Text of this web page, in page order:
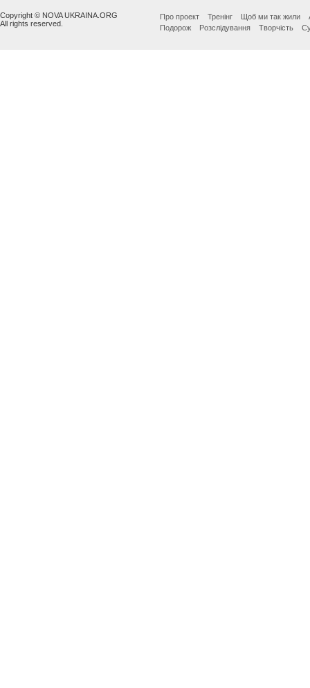
Copyright © NOVA UKRAINA.ORG
All rights reserved.
Про проект Тренінг Щоб ми так жили
Подорож
Розслідування Творчість